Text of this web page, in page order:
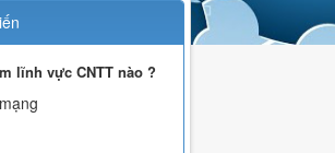
lĩnh vực CNTT nào ?